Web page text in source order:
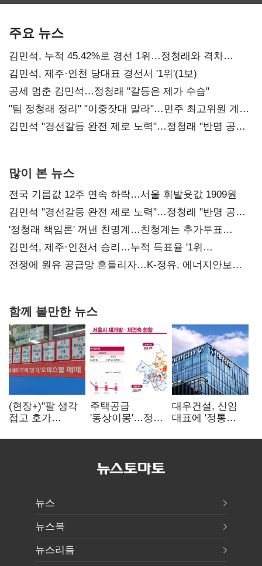
주요 뉴스
김민석, 누적 45.42%로 경선 1위…정청래와 격차
0.86%p(2보)
김민석, 제주·인천 당대표 경선서 '1위'(1보)
공세 멈춘 김민석…정청래 "갈등은 제가 수습"
"팀 정청래 정리" "이중잣대 말라"…민주 최고위원 계파
다툼 격화
김민석 "경선갈등 완전 제로 노력"…정청래 "반명 공세
많이 본 뉴스
전국 기름값 12주 연속 하락…서울 휘발윳값 1909원
김민석 "경선갈등 완전 제로 노력"…정청래 "반명 공세
사과부터"
'정청래 책임론' 꺼낸 친명계…친청계는 추가투표
때리기
김민석, 제주·인천서 승리…누적 득표율 '1위
탈환'(종합)
전쟁에 원유 공급망 흔들리자…K-정유, 에너지안보
함께 볼만한 뉴스
(현장+)"팔 생각
접고 호가
똘똘한 한 채'
주택공급
'동상이몽'…정부
없으면 '공수표'
대우건설, 신임
대표에 '정통
부사장 내정
뉴스
뉴스북
뉴스리듬